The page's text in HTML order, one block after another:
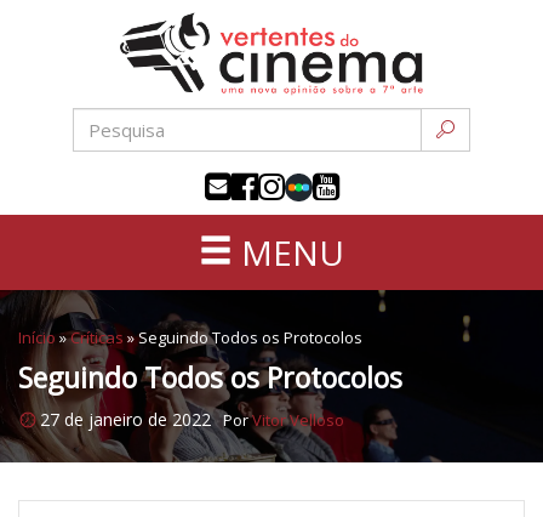
conteúdo
sétima
MENU
Início »Críticas »Seguindo Todos os Protocolos
Seguindo Todos os Protocolos
27 de janeiro de 2022 PorVitor Velloso